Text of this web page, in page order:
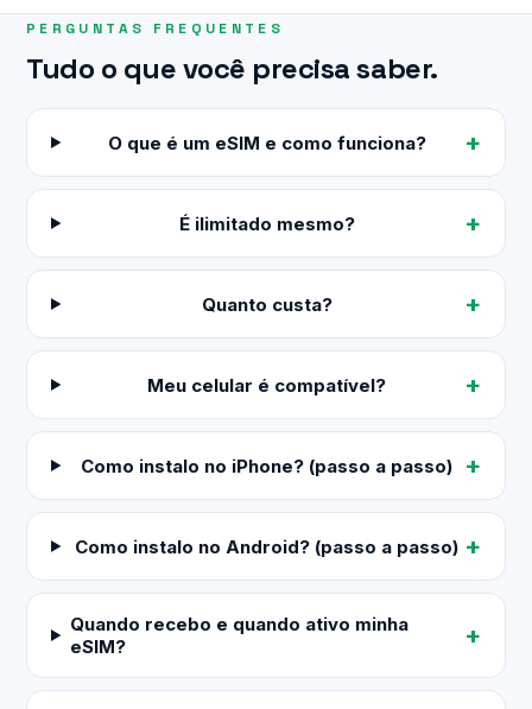
PERGUNTAS FREQUENTES
Tudo o que você precisa saber.
O que é um eSIM e como funciona?
É ilimitado mesmo?
Quanto custa?
Meu celular é compatível?
Como instalo no iPhone? (passo a passo)
Como instalo no Android? (passo a passo)
Quando recebo e quando ativo minha
eSIM?